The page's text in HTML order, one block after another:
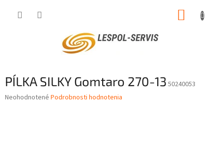
PÍLKA SILKY Gomtaro 270-13 50240053
Priemerné
Neohodnotené Podrobnosti hodnotenia